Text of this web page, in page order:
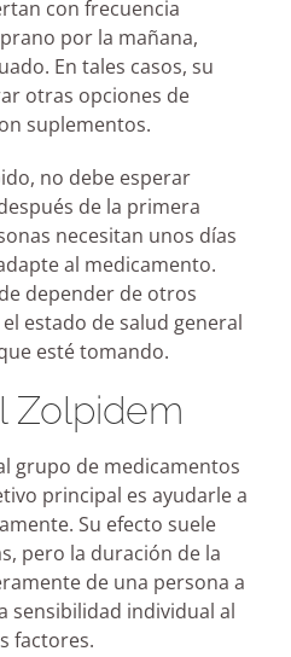
con frecuencia
por la mañana,
En tales casos, su
otras opciones de
suplementos.
no debe esperar
de la primera
necesitan unos días
al medicamento.
depender de otros
estado de salud general
esté tomando.
Zolpidem
grupo de medicamentos
principal es ayudarle a
Su efecto suele
pero la duración de la
de una persona a
sensibilidad individual al
factores.